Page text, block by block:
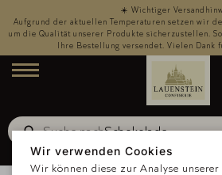
☀️ Wichtiger
Aufgrund der aktuellen Temperaturen setzen wir
um die Qualität unserer Produkte sicherzustellen.
Ihre Bestellung versendet. Vielen Dank
Menü
Suche nachSchokolade
Wir verwenden Cookies
Wir können diese zur Analyse unserer